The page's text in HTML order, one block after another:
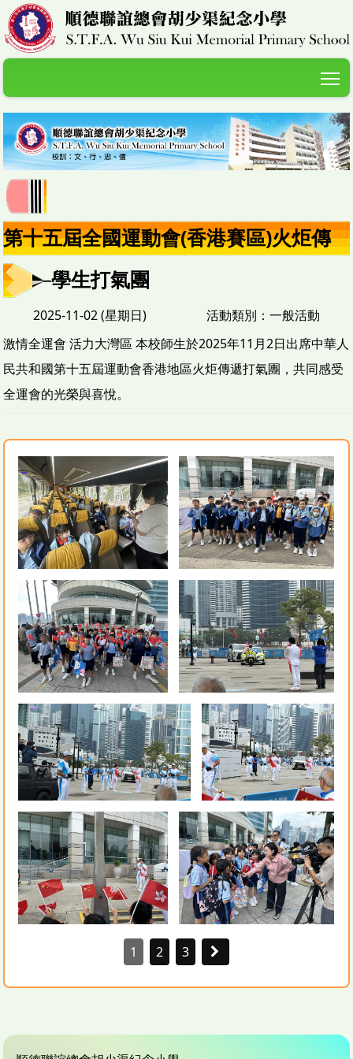
第十五屆全國運動會(香港賽區)火炬傳
遞──學生打氣團
2025-11-02 (星期日)
活動類別：一般活動
激情全運會 活力大灣區 本校師生於2025年11月2日出席中華人
民共和國第十五屆運動會香港地區火炬傳遞打氣團，共同感受
全運會的光榮與喜悅。
1 2 3